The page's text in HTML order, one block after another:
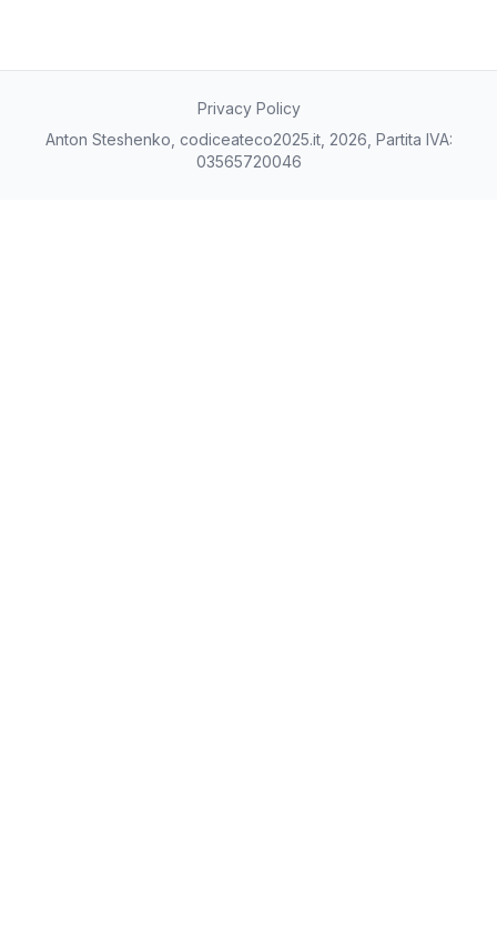
Privacy Policy
Anton Steshenko, codiceateco2025.it, 2026, Partita IVA:
03565720046